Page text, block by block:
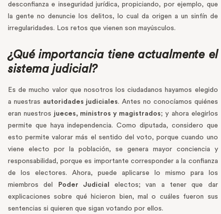
desconfianza e inseguridad jurídica, propiciando, por ejemplo, que
la gente no denuncie los delitos, lo cual da origen a un sinfín de
irregularidades. Los retos que vienen son mayúsculos.
¿Qué importancia tiene actualmente el
sistema judicial?
Es de mucho valor que nosotros los ciudadanos hayamos elegido
a nuestras autoridades judiciales. Antes no conocíamos quiénes
eran nuestros jueces, ministros y magistrados; y ahora elegirlos
permite que haya independencia. Como diputada, considero que
esto permite valorar más el sentido del voto, porque cuando uno
viene electo por la población, se genera mayor conciencia y
responsabilidad, porque es importante corresponder a la confianza
de los electores. Ahora, puede aplicarse lo mismo para los
miembros del
Poder Judicial
electos; van a tener que dar
explicaciones sobre qué hicieron bien, mal o cuáles fueron sus
sentencias si quieren que sigan votando por ellos.